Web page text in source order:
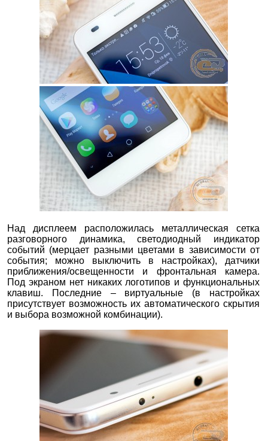
Над дисплеем расположилась металлическая сетка
разговорного динамика, светодиодный индикатор
событий (мерцает разными цветами в зависимости от
события; можно выключить в настройках), датчики
приближения/освещенности и фронтальная камера.
Под экраном нет никаких логотипов и функциональных
клавиш. Последние – виртуальные (в настройках
присутствует возможность их автоматического скрытия
и выбора возможной комбинации).